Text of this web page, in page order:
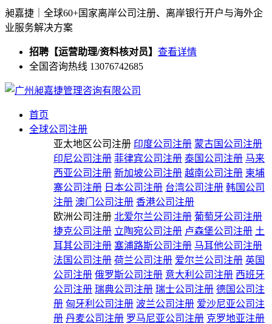
昶嘉捷｜全球60+国家离岸公司注册、离岸银行开户与海外企
业服务解决方案
招聘【运营助理/资料核对员】 查看详情
全国咨询热线 13076742685
首页
全球公司注册
亚太地区公司注册 印度公司注册 蒙古国公司注册
印尼公司注册 菲律宾公司注册 泰国公司注册 马来
西亚公司注册 新加坡公司注册 越南公司注册 柬埔
寨公司注册 日本公司注册 台湾公司注册 韩国公司
注册 澳门公司注册 香港公司注册
欧洲公司注册 北爱尔兰公司注册 葡萄牙公司注册
捷克公司注册 立陶宛公司注册 卢森堡公司注册 土
耳其公司注册 塞浦路斯公司注册 马耳他公司注册
法国公司注册 荷兰公司注册 爱尔兰公司注册 英国
公司注册 俄罗斯公司注册 意大利公司注册 西班牙
公司注册 瑞典公司注册 瑞士公司注册 德国公司注
册 匈牙利公司注册 波兰公司注册 爱沙尼亚公司注
册 丹麦公司注册 罗马尼亚公司注册 克罗地亚注册